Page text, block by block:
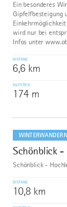
Ein besonderes
Gipfelfbesteigung
wird nur bei
Infos unter
DISTANZ
6,6 km
AUFSTIEG
174 m
WINTERWANDERN
7
Schönblick -
Schönblick -
DISTANZ
10,8 km
dazu